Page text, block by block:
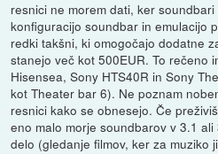
resnici ne morem dati, ker
konfiguracijo soundbar in emulacijo
redki takšni, ki omogočajo dodatne
stanejo več kot 500EUR. To rečeno
Hisensea, Sony HTS40R in Sony
kot Theater bar 6). Ne poznam
resnici kako se obnesejo. Če
eno malo morje soundbarov v 3.1
delo (gledanje filmov, ker za muziko